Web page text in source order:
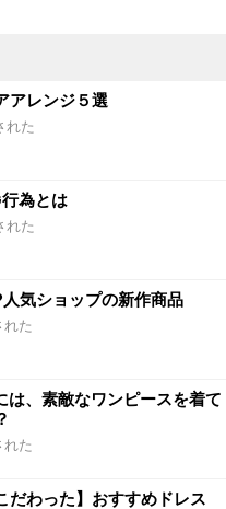
アレンジ５選
為とは
気ショップの新作商品
は、素敵なワンピースを着て
だわった】おすすめドレス